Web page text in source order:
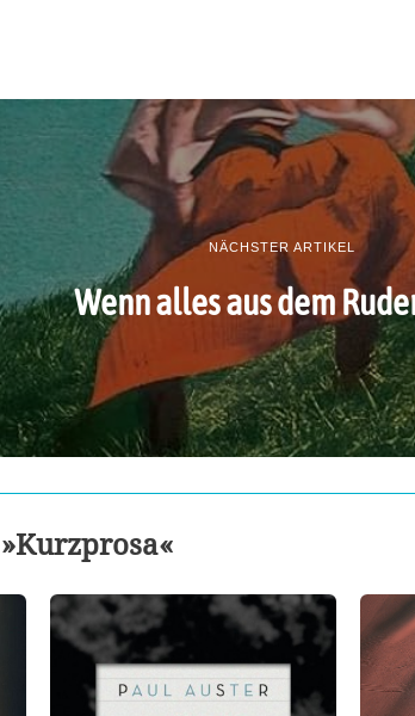
NÄCHSTER ARTIKEL
Wenn alles aus dem